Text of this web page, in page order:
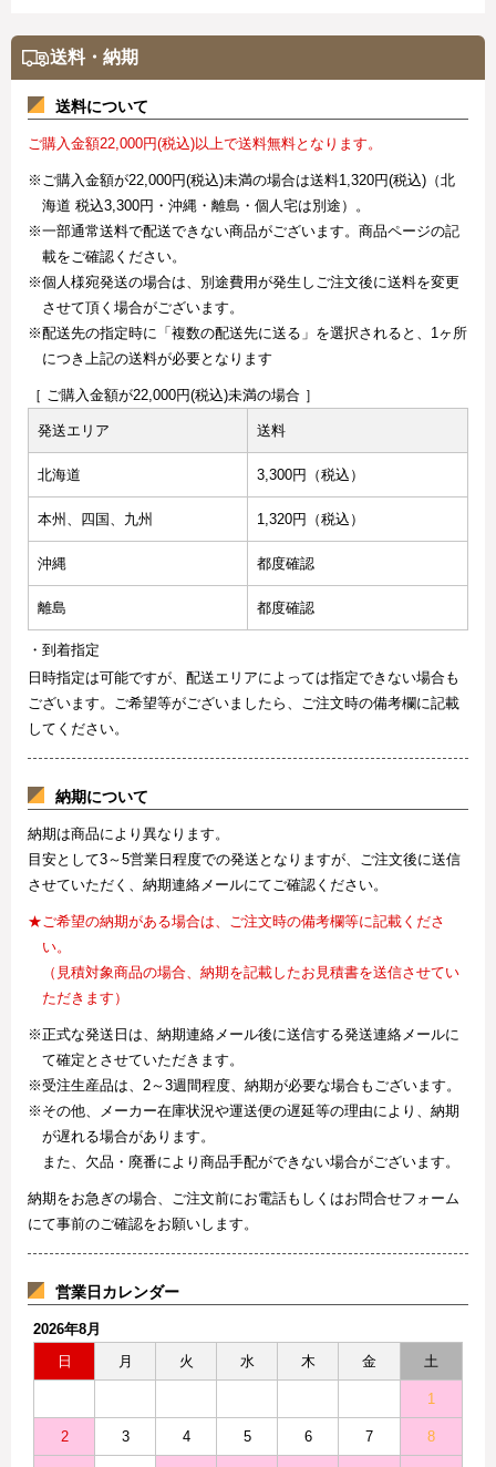
送料・納期
送料について
ご購入金額22,000円(税込)以上で送料無料となります。
※ご購入金額が22,000円(税込)未満の場合は送料1,320円(税込)（北
海道 税込3,300円・沖縄・離島・個人宅は別途）。
※一部通常送料で配送できない商品がございます。商品ページの記
載をご確認ください。
※個人様宛発送の場合は、別途費用が発生しご注文後に送料を変更
させて頂く場合がございます。
※配送先の指定時に「複数の配送先に送る」を選択されると、1ヶ所
につき上記の送料が必要となります
［ ご購入金額が22,000円(税込)未満の場合 ］
発送エリア 送料
北海道 3,300円（税込）
本州、四国、九州 1,320円（税込）
沖縄 都度確認
離島 都度確認
・到着指定
日時指定は可能ですが、配送エリアによっては指定できない場合も
ございます。ご希望等がございましたら、ご注文時の備考欄に記載
してください。
納期について
納期は商品により異なります。
目安として3～5営業日程度での発送となりますが、ご注文後に送信
させていただく、納期連絡メールにてご確認ください。
★ご希望の納期がある場合は、ご注文時の備考欄等に記載くださ
い。
（見積対象商品の場合、納期を記載したお見積書を送信させてい
ただきます）
※正式な発送日は、納期連絡メール後に送信する発送連絡メールに
て確定とさせていただきます。
※受注生産品は、2～3週間程度、納期が必要な場合もございます。
※その他、メーカー在庫状況や運送便の遅延等の理由により、納期
が遅れる場合があります。
また、欠品・廃番により商品手配ができない場合がございます。
納期をお急ぎの場合、ご注文前にお電話もしくはお問合せフォーム
にて事前のご確認をお願いします。
営業日カレンダー
2026年8月
日
月 火 水 木 金 土
1
2 3 4 5 6 7 8